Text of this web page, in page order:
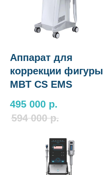
Аппарат для
коррекции фигуры
MBT CS EMS
495 000 р.
594 000 р.